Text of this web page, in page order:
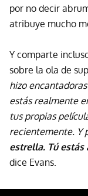
por no decir
atribuye mucho
Y comparte
sobre la ola de
hizo
estás realmente
tus propias
recientemente. Y
estrella. Tú
dice Evans.